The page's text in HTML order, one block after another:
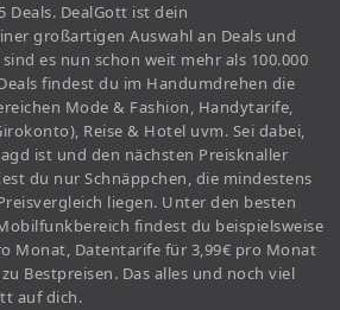
Deals. DealGott ist dein
großartigen Auswahl an Deals und
es nun schon weit mehr als 100.000
findest du im Handumdrehen die
Mode & Fashion, Handytarife,
Reise & Hotel uvm. Sei dabei,
ist und den nächsten Preisknaller
du nur Schnäppchen, die mindestens
liegen. Unter den besten
findest du beispielsweise
Monat, Datentarife für 3,99€ pro Monat
Bestpreisen. Das alles und noch viel
auf dich.